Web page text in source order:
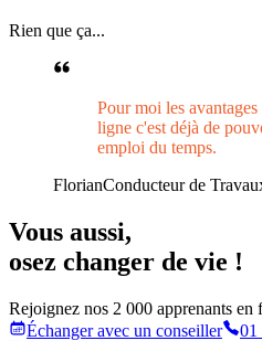
Rien que ça...
Pour moi les
ligne c'est déjà de
emploi du temps.
FlorianConducteur de
Vous aussi,
osez changer de vie !
Rejoignez nos 2 000 apprenants en
Échanger avec un conseiller
01